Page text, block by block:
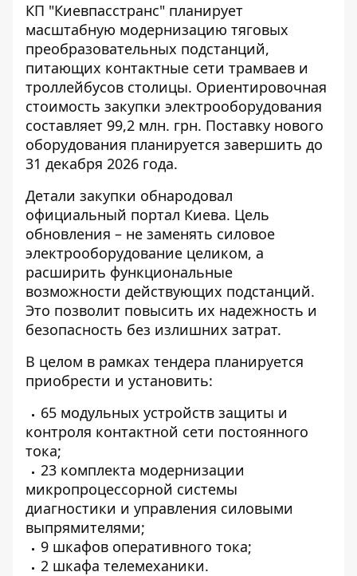
КП "Киевпасстранс" планирует
масштабную модернизацию тяговых
преобразовательных подстанций,
питающих контактные сети трамваев и
троллейбусов столицы. Ориентировочная
стоимость закупки электрооборудования
составляет 99,2 млн. грн. Поставку нового
оборудования планируется завершить до
31 декабря 2026 года.
Детали закупки обнародовал
официальный портал Киева. Цель
обновления – не заменять силовое
электрооборудование целиком, а
расширить функциональные
возможности действующих подстанций.
Это позволит повысить их надежность и
безопасность без излишних затрат.
В целом в рамках тендера планируется
приобрести и установить:
65 модульных устройств защиты и
контроля контактной сети постоянного
тока;
23 комплекта модернизации
микропроцессорной системы
диагностики и управления силовыми
выпрямителями;
9 шкафов оперативного тока;
2 шкафа телемеханики.